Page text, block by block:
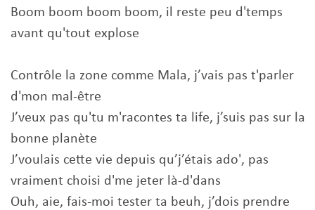
Boom boom boom boom, il reste peu d'temps
avant qu'tout explose
Contrôle la zone comme Mala, j’vais pas t'parler
d'mon mal-être
J’veux pas qu'tu m'racontes ta life, j’suis pas sur la
bonne planète
J’voulais cette vie depuis qu’j’étais ado', pas
vraiment choisi d'me jeter là-d'dans
Ouh, aie, fais-moi tester ta beuh, j’dois prendre